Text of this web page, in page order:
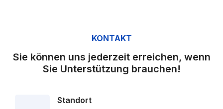
KONTAKT
Sie können uns jederzeit erreichen, wenn
Sie Unterstützung brauchen!
Standort